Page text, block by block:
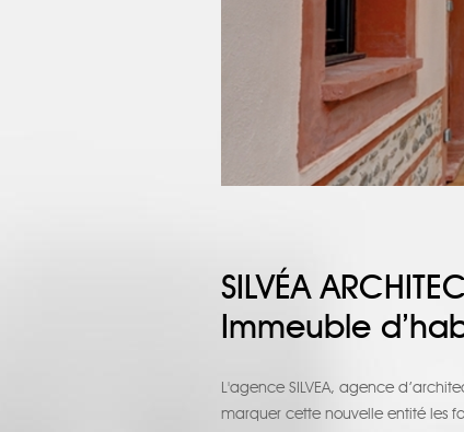
SILVÉA
Immeuble
L'agence SILVEA, agence
marquer cette nouvelle entité les